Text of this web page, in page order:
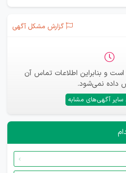
گزارش مشکل آگهی
و بنابراین اطلاعات تماس آن
داده نمی‌شود.
آگهی‌های مشابه